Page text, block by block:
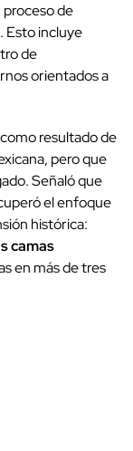
de
. Esto incluye
de
orientados a
resultado de
pero que
Señaló que
el enfoque
histórica:
camas
en más de tres